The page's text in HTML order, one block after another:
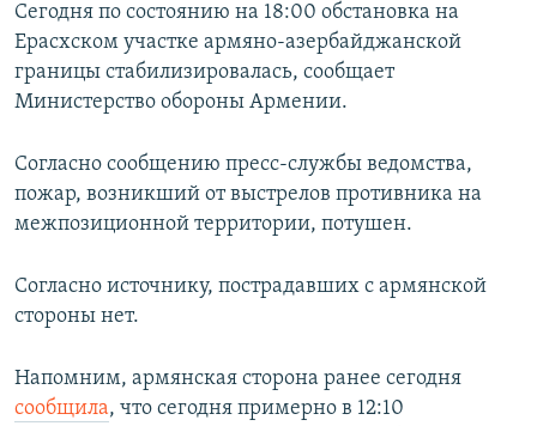
Сегодня по состоянию на 18:00 обстановка на
Ерасхском участке армяно-азербайджанской
границы стабилизировалась, сообщает
Министерство обороны Армении.
Согласно сообщению пресс-службы ведомства,
пожар, возникший от выстрелов противника на
межпозиционной территории, потушен.
Согласно источнику, пострадавших с армянской
стороны нет.
Напомним, армянская сторона ранее сегодня
сообщила, что сегодня примерно в 12:10